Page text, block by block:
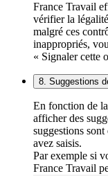
France Travail
vérifier la
malgré ces
inappropriés,
« Signaler cette
8. Suggestions
En fonction de
afficher des
suggestions
avez saisis.
Par exemple si
France Travail